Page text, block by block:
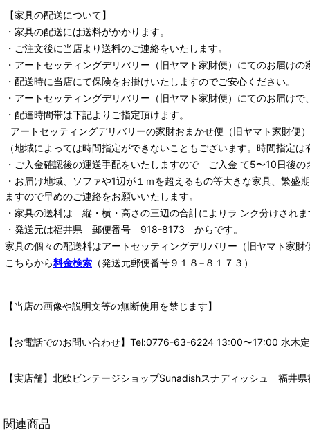
【家具の配送について】
・家具の配送には送料がかかります。
・ご注文後に当店より送料のご連絡をいたします。
・ アートセッティングデリバリー （旧ヤマト家財便） にてのお届けの
・配送時に当店にて保険をお掛けいたしますのでご安心ください。
・ アートセッティングデリバリー （旧ヤマト家財便） にてのお届けで
・配達時間帯は下記よりご指定頂けます。
アートセッティングデリバリーの家財おまかせ便 （旧ヤマト家財便
（地域によっては時間指定ができないこともございます。時間指定
・ご入金確認後の運送手配をいたしますので ご入金 て5〜10日後の
・お届け地域、ソファや1辺が１ｍを超えるもの等大きな家具、繁
ますので早めのご連絡をお願いいたします。
・家具の送料は 縦・横・高さの三辺の合計によりラ ンク分けされま
・発送元は福井県 郵便番号 918-8173 からです。
家具の個々の配送料はアートセッティングデリバリー （旧ヤマト家財
こちらから料金検索 （発送元郵便番号９１８−８１７３）
【当店の画像や説明文等の無断使用を禁じます】
【お電話でのお問い合わせ】Tel:0776-63-6224 13:00〜17:00 水木
【実店舗】北欧ビンテージショップSunadishスナディッシュ 福井
関連商品